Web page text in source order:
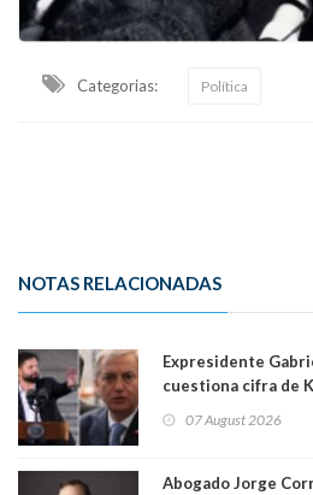
Categorias: Política
NOTAS RELACIONADAS
Expresidente
cuestiona cifra de
07 August 2026
Abogado Jorge